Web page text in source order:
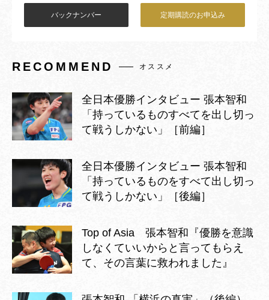
バックナンバー 定期購読のお申込み
RECOMMEND オススメ
全日本優勝インタビュー 張本智和
「持っているものすべてを出し切っ
て戦うしかない」［前編］
全日本優勝インタビュー 張本智和
「持っているものをすべて出し切っ
て戦うしかない」［後編］
Top of Asia 張本智和『優勝を意識
しなくていいからと言ってもらえ
て、その言葉に救われました』